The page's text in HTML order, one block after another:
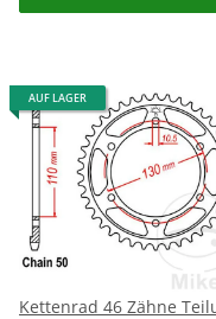
AUF LAGER
Kettenrad 46 Zähne Teilung